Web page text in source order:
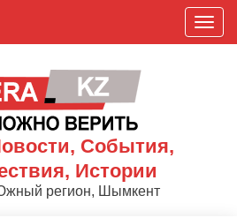
П
о
События,
Истории
регион, Шымкент